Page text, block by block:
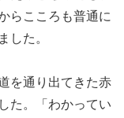
らこころも普通に
した。
を通り出てきた赤
た。「わかってい